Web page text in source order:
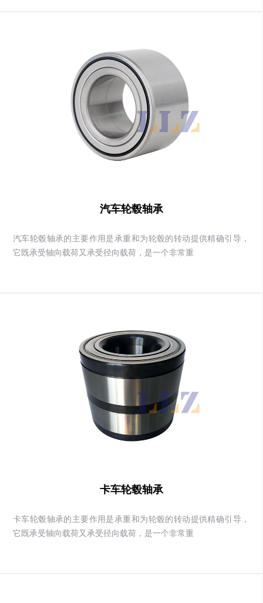
汽车轮毂轴承
汽车轮毂轴承的主要作用是承重和为轮毂的转动提供精确引导，
它既承受轴向载荷又承受径向载荷，是一个非常重
卡车轮毂轴承
卡车轮毂轴承的主要作用是承重和为轮毂的转动提供精确引导，
它既承受轴向载荷又承受径向载荷，是一个非常重